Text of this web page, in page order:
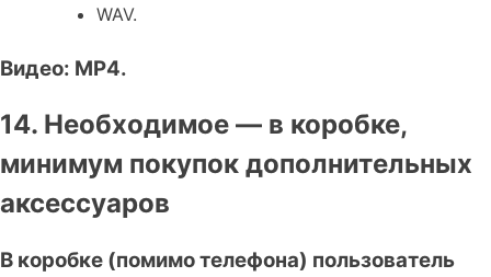
WAV.
Видео: MP4.
14. Необходимое — в коробке,
минимум покупок дополнительных
аксессуаров
В коробке (помимо телефона) пользователь